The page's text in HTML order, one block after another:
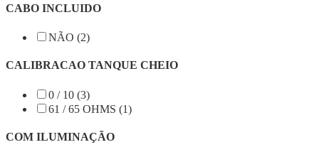
CABO INCLUIDO
NÃO (2)
CALIBRACAO TANQUE CHEIO
0 / 10 (3)
61 / 65 OHMS (1)
COM ILUMINAÇÃO